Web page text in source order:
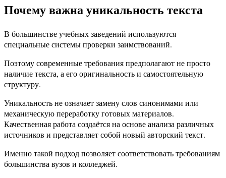
Почему важна уникальность текста
В большинстве учебных заведений используются
специальные системы проверки заимствований.
Поэтому современные требования предполагают не просто
наличие текста, а его оригинальность и самостоятельную
структуру.
Уникальность не означает замену слов синонимами или
механическую переработку готовых материалов.
Качественная работа создаётся на основе анализа различных
источников и представляет собой новый авторский текст.
Именно такой подход позволяет соответствовать требованиям
большинства вузов и колледжей.